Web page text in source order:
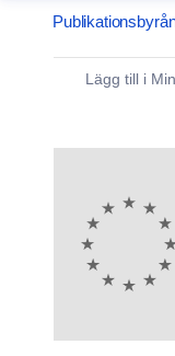
Publikationsbyrån
Lägg till i